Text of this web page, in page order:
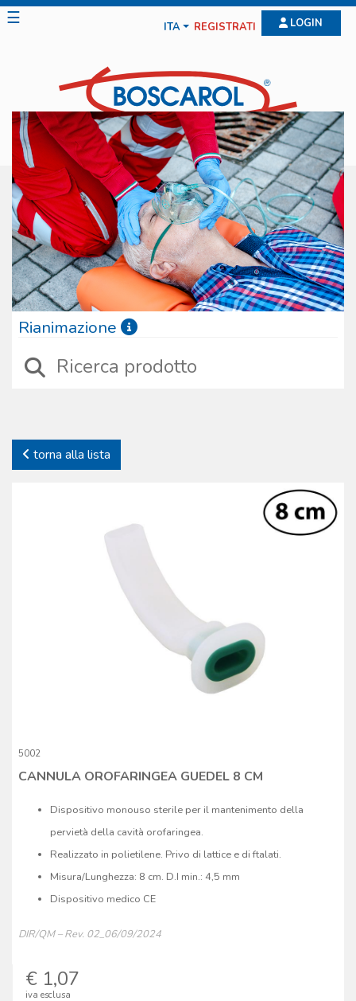
☰ ITA REGISTRATI LOGIN
torna alla lista
5002
CANNULA OROFARINGEA GUEDEL 8 CM
Dispositivo monouso sterile per il mantenimento della
pervietà della cavità orofaringea.
Realizzato in polietilene. Privo di lattice e di ftalati.
Misura/Lunghezza: 8 cm. D.I min.: 4,5 mm
Dispositivo medico CE
DIR/QM – Rev. 02_06/09/2024
€ 1,07
iva esclusa
Rianimazione
specifica: sono stati selezionati dispositivi affidabili, sicuri e prodotti
prodotti garantiscono la piena affidabilità dei dispositivi. La
Boscarol si impegna nel supporto del cliente offrendo anche una